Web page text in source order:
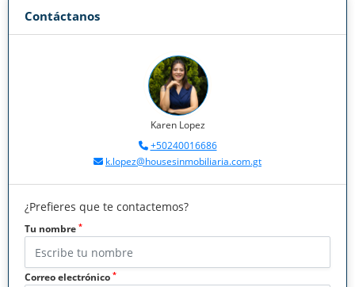
Contáctanos
Karen Lopez
+50240016686
k.lopez@housesinmobiliaria.com.gt
¿Prefieres que te contactemos?
Tu nombre *
Correo electrónico *